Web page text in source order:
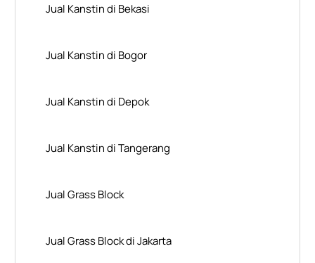
Jual Kanstin di Bekasi
Jual Kanstin di Bogor
Jual Kanstin di Depok
Jual Kanstin di Tangerang
Jual Grass Block
Jual Grass Block di Jakarta